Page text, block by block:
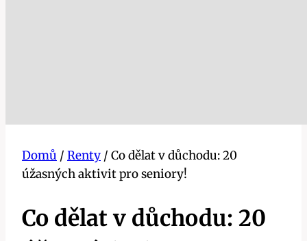
Domů / Renty / Co dělat v důchodu: 20
úžasných aktivit pro seniory!
Co dělat v důchodu: 20